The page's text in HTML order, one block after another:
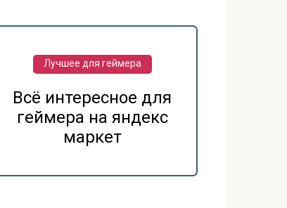
Лучшее для геймера
Всё интересное для
геймера на яндекс
маркет